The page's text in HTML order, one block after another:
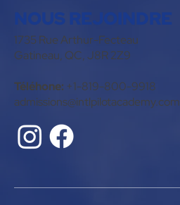
NOUS REJOINDRE
1735 Rue Arthur-Fecteau
Gatineau, QC, J8R 2Z9
Téléhone: +1-819-800-9918
admissions@intlpilotacademy.com